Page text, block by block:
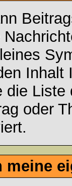
die
oder
meine